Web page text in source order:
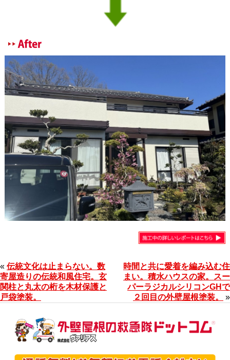
« 伝統文化は止まらない。数
寄屋造りの伝統和風住宅。玄
関柱と丸太の桁を木材保護と
戸袋塗装。
時間と共に愛着を編み込む住
まい。積水ハウスの家。スー
パーラジカルシリコンGHで
２回目の外壁屋根塗装。
»